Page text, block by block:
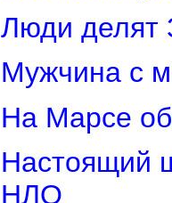
Люди делят
Мужчина с
На Марсе
Настоящий
НЛО